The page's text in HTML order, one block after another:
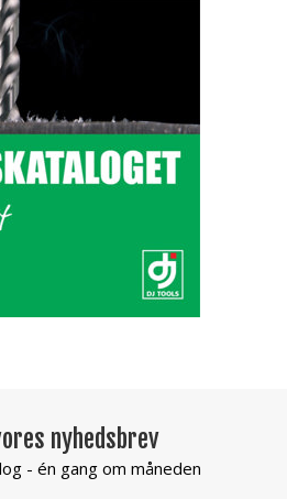
nyhedsbrev
- én gang om måneden